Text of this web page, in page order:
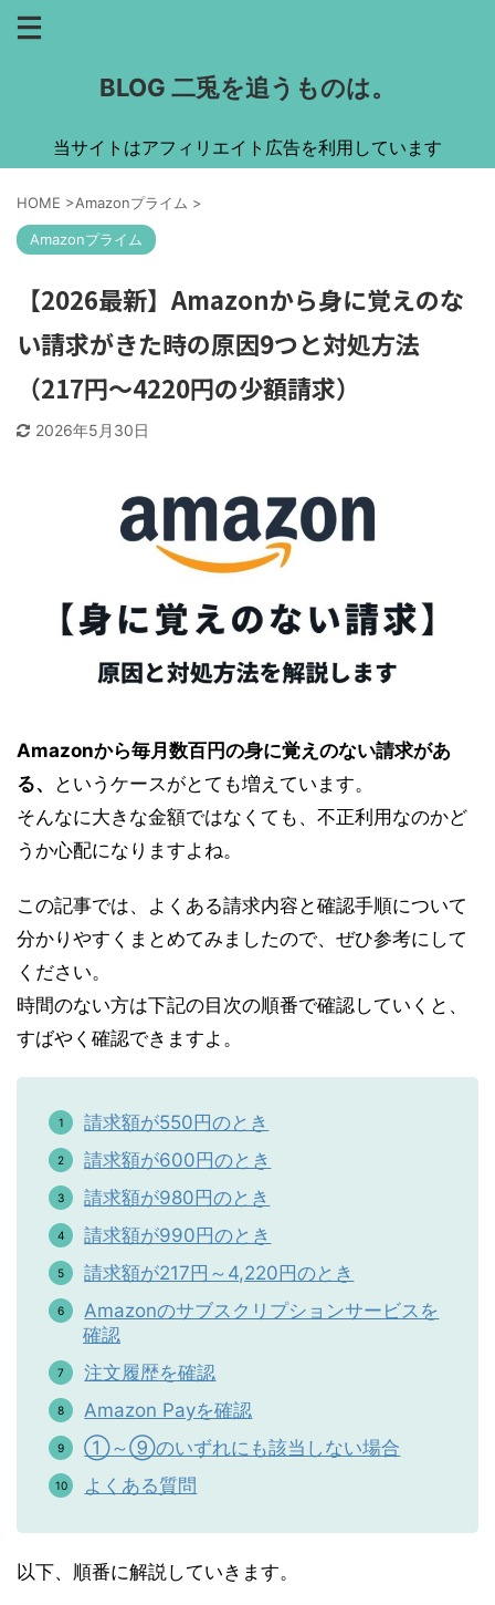
BLOG 二兎を追うものは。
当サイトはアフィリエイト広告を利用しています
HOME >Amazonプライム >
Amazonプライム
【2026最新】Amazonから身に覚えのな
い請求がきた時の原因9つと対処方法
（217円～4220円の少額請求）
2026年5月30日
Amazonから毎月数百円の身に覚えのない請求があ
る、
というケースがとても増えています。
そんなに大きな金額ではなくても、不正利用なのかど
うか心配になりますよね。
この記事では、よくある請求内容と確認手順について
分かりやすくまとめてみましたので、ぜひ参考にして
ください。
時間のない方は下記の目次の順番で確認していくと、
すばやく確認できますよ。
請求額が550円のとき
請求額が600円のとき
請求額が980円のとき
請求額が990円のとき
請求額が217円～4,220円のとき
Amazonのサブスクリプションサービスを
確認
注文履歴を確認
Amazon Payを確認
①～⑨のいずれにも該当しない場合
よくある質問
以下、順番に解説していきます。